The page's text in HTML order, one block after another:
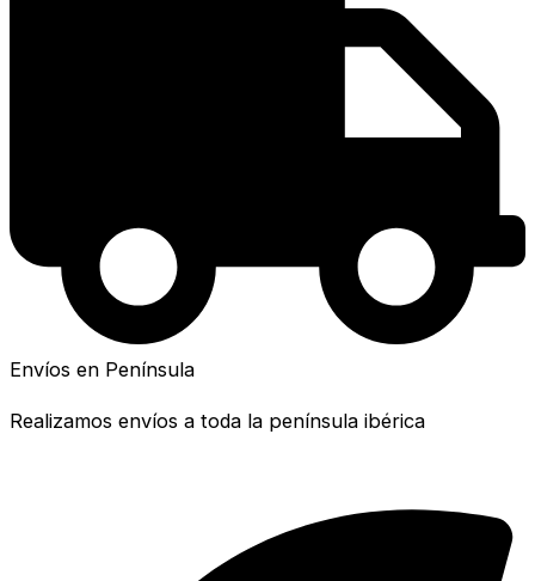
Envíos en Península
Realizamos envíos a toda la península ibérica